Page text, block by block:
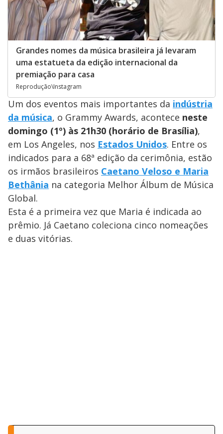
Grandes nomes da música brasileira já levaram
uma estatueta da edição internacional da
premiação para casa
Reprodução\Instagram
Um dos eventos mais importantes da indústria
da música, o Grammy Awards, acontece neste
domingo (1º) às 21h30 (horário de Brasília),
em Los Angeles, nos Estados Unidos. Entre os
indicados para a 68ª edição da cerimônia, estão
os irmãos brasileiros Caetano Veloso e Maria
Bethânia na categoria Melhor Álbum de Música
Global.
Esta é a primeira vez que Maria é indicada ao
prêmio. Já Caetano coleciona cinco nomeações
e duas vitórias.